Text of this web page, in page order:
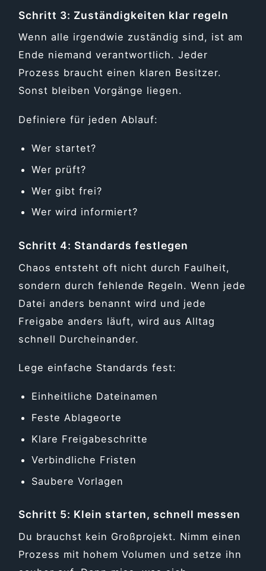
Schritt 3: Zuständigkeiten klar regeln
Wenn alle irgendwie zuständig sind, ist am
Ende niemand verantwortlich. Jeder
Prozess braucht einen klaren Besitzer.
Sonst bleiben Vorgänge liegen.
Definiere für jeden Ablauf:
Wer startet?
Wer prüft?
Wer gibt frei?
Wer wird informiert?
Schritt 4: Standards festlegen
Chaos entsteht oft nicht durch Faulheit,
sondern durch fehlende Regeln. Wenn jede
Datei anders benannt wird und jede
Freigabe anders läuft, wird aus Alltag
schnell Durcheinander.
Lege einfache Standards fest:
Einheitliche Dateinamen
Feste Ablageorte
Klare Freigabeschritte
Verbindliche Fristen
Saubere Vorlagen
Schritt 5: Klein starten, schnell messen
Du brauchst kein Großprojekt. Nimm einen
Prozess mit hohem Volumen und setze ihn